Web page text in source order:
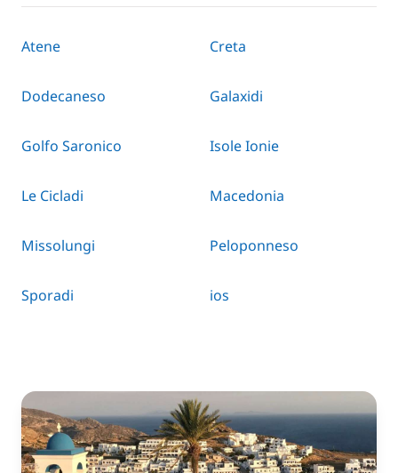
Atene Creta
Dodecaneso Galaxidi
Golfo Saronico Isole Ionie
Le Cicladi Macedonia
Missolungi Peloponneso
Sporadi ios